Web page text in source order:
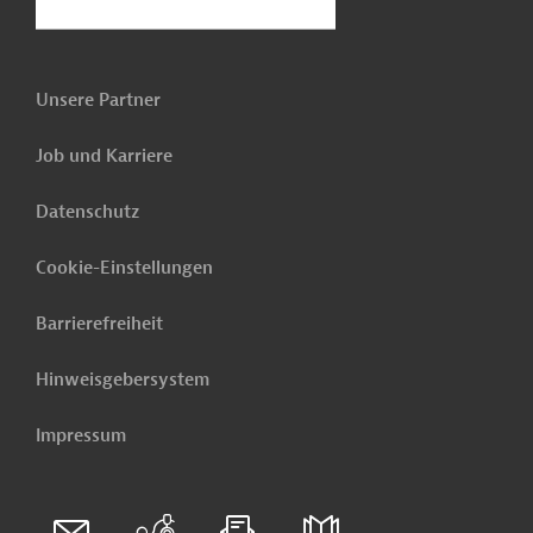
Unsere Partner
Job und Karriere
Datenschutz
Cookie-Einstellungen
Barrierefreiheit
Hinweisgebersystem
Impressum